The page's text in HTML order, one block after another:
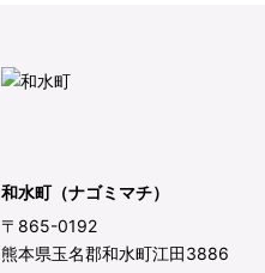
和水町（ナゴミマチ）
〒865-0192
熊本県玉名郡和水町江田3886